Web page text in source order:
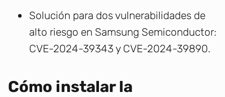
Solución para dos vulnerabilidades de
alto riesgo en Samsung Semiconductor:
CVE-2024-39343 y CVE-2024-39890.
Cómo instalar la